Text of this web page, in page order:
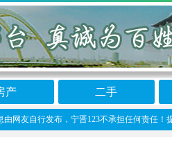
产 二手
友自行发布，宁晋123不承担任何责任！提